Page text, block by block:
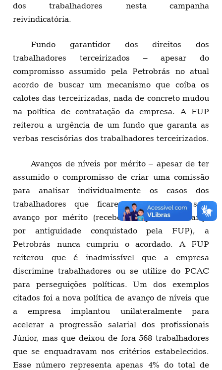
dos trabalhadores nesta campanha
reivindicatória.
Fundo garantidor dos direitos dos
trabalhadores terceirizados – apesar do
compromisso assumido pela Petrobrás no atual
acordo de buscar um mecanismo que coíba os
calotes das terceirizadas, nada de concreto mudou
na política de contratação da empresa. A FUP
reiterou a urgência de um fundo que garanta as
verbas rescisórias dos trabalhadores terceirizados.
Avanços de níveis por mérito – apesar de ter
assumido o compromisso de criar uma comissão
para analisar individualmente os casos dos
trabalhadores que ficarem quatro anos sem
avanço por mérito (recebendo apenas o avanço
por antiguidade conquistado pela FUP), a
Petrobrás nunca cumpriu o acordado. A FUP
reiterou que é inadmissível que a empresa
discrimine trabalhadores ou se utilize do PCAC
para perseguições políticas. Um dos exemplos
citados foi a nova política de avanço de níveis que
a empresa implantou unilateralmente para
acelerar a progressão salarial dos profissionais
Júnior, mas que deixou de fora 568 trabalhadores
que se enquadravam nos critérios estabelecidos.
Esse número representa apenas 4% do total de